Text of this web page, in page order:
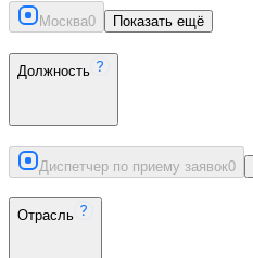
Москва0 Показать ещё
Должность
Диспетчер по приему заявок0
Отрасль